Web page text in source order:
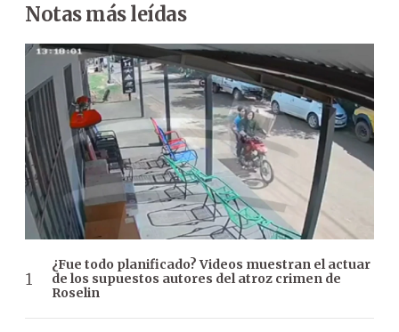
Notas más leídas
¿Fue todo planificado? Videos muestran el actuar
de los supuestos autores del atroz crimen de
Roselin